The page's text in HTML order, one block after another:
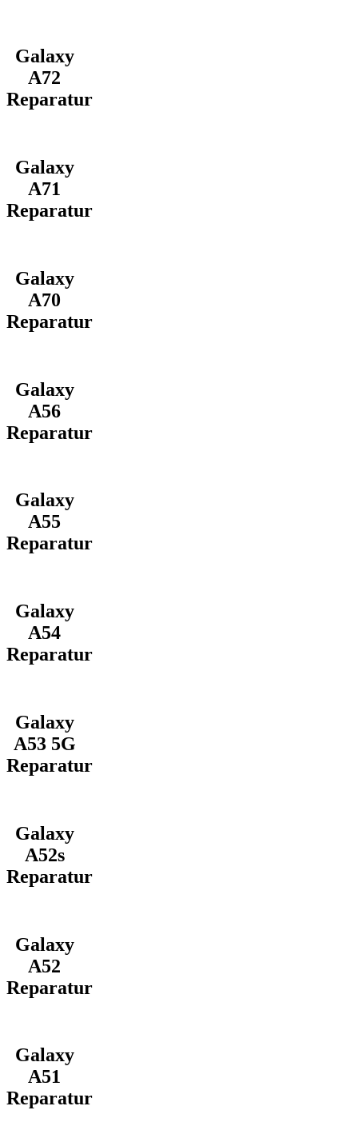
Galaxy
A72
Reparatur
Galaxy
A71
Reparatur
Galaxy
A70
Reparatur
Galaxy
A56
Reparatur
Galaxy
A55
Reparatur
Galaxy
A54
Reparatur
Galaxy
A53 5G
Reparatur
Galaxy
A52s
Reparatur
Galaxy
A52
Reparatur
Galaxy
A51
Reparatur